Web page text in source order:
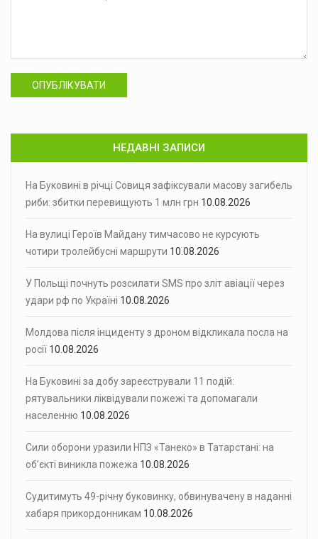
ОПУБЛІКУВАТИ
НЕДАВНІ ЗАПИСИ
На Буковині в річці Совиця зафіксували масову загибель
риби: збитки перевищують 1 млн грн 10.08.2026
На вулиці Героїв Майдану тимчасово не курсують
чотири тролейбусні маршрути 10.08.2026
У Польщі почнуть розсилати SMS про зліт авіації через
удари рф по Україні 10.08.2026
Молдова після інциденту з дроном відкликала посла на
росії 10.08.2026
На Буковині за добу зареєстрували 11 подій:
рятувальники ліквідували пожежі та допомагали
населенню 10.08.2026
Сили оборони уразили НПЗ «Танеко» в Татарстані: на
об’єкті виникла пожежа 10.08.2026
Судитимуть 49-річну буковинку, обвинувачену в наданні
хабаря прикордонникам 10.08.2026